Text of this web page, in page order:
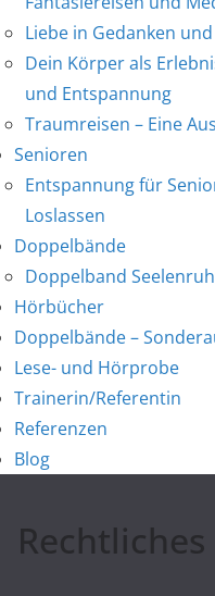
Liebe in Gedanken
Dein Körper als
und Entspannung
Traumreisen – Eine
Senioren
Entspannung für
Loslassen
Doppelbände
Doppelband
Hörbücher
Doppelbände –
Lese- und Hörprobe
Trainerin/Referentin
Referenzen
Blog
Rechtliches